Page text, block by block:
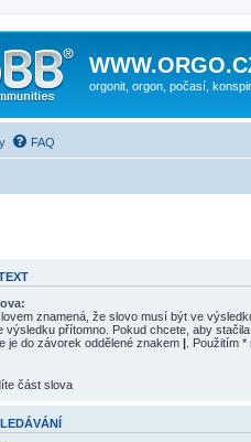
orgonit, orgon, počasí,
FAQ
znamená, že slovo musí být ve
výsledku přítomno. Pokud chcete, aby
je do závorek oddělené znakem | . Použitím
část slova